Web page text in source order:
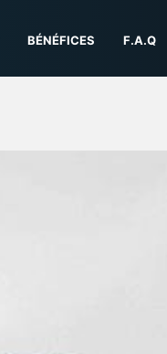
BÉNÉFICES F.A.Q